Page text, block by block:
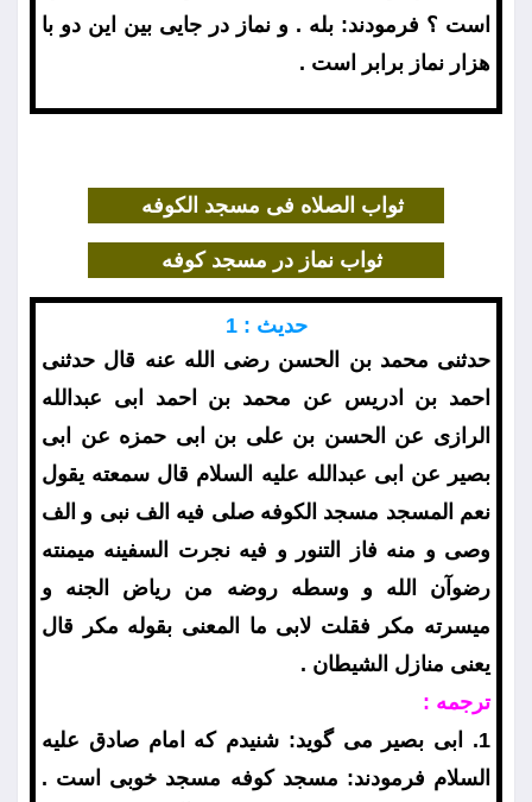
است ؟ فرمودند: بله . و نماز در جايى بين اين دو با
هزار نماز برابر است .
ثواب الصلاه فى مسجد الكوفه
ثواب نماز در مسجد كوفه
حديث : 1
حدثنى محمد بن الحسن رضى الله عنه قال حدثنى
احمد بن ادريس عن محمد بن احمد ابى عبدالله
الرازى عن الحسن بن على بن ابى حمزه عن ابى
بصير عن ابى عبدالله عليه السلام قال سمعته يقول
نعم المسجد مسجد الكوفه صلى فيه الف نبى و الف
وصى و منه فاز التنور و فيه نجرت السفينه ميمنته
رضوآن الله و وسطه روضه من رياض الجنه و
ميسرته مكر فقلت لابى ما المعنى بقوله مكر قال
يعنى منازل الشيطان .
ترجمه :
1. ابى بصير مى گويد: شنيدم كه امام صادق عليه
السلام فرمودند: مسجد كوفه مسجد خوبى است .